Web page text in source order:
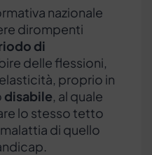
nazionale
dirompenti
di
delle flessioni,
proprio in
disabile, al quale
lo stesso tetto
di quello